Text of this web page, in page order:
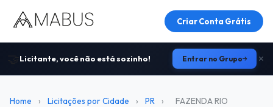
Criar Conta Grátis
Licitante, você não está sozinho! Entrar no Grupo
Home › Licitações por Cidade › PR ›
FAZENDA RIO